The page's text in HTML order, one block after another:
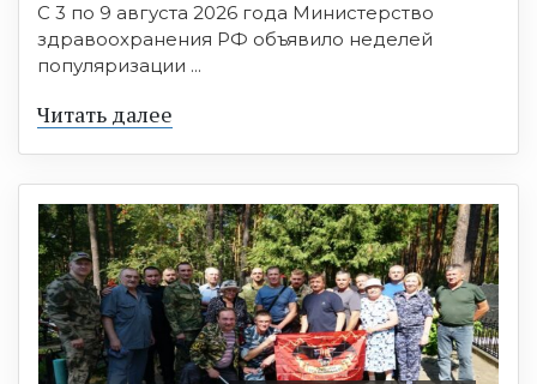
С 3 по 9 августа 2026 года Министерство
здравоохранения РФ объявило неделей
популяризации ...
Читать далее